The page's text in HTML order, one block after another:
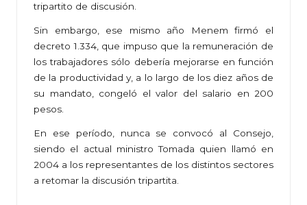
tripartito de discusión.
Sin embargo, ese mismo año Menem firmó el
decreto 1.334, que impuso que la remuneración de
los trabajadores sólo debería mejorarse en función
de la productividad y, a lo largo de los diez años de
su mandato, congeló el valor del salario en 200
pesos.
En ese período, nunca se convocó al Consejo,
siendo el actual ministro Tomada quien llamó en
2004 a los representantes de los distintos sectores
a retomar la discusión tripartita.